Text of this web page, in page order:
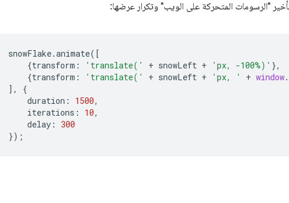
snowFlake.animate([
{transform : 'translate(' + snowLeft + 'px, -100%)' },
{transform : 'translate(' + snowLeft + 'px, ' + window.
],
{
duration : 1500,
iterations : 10,
delay : 300
});